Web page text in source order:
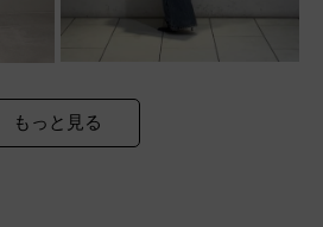
もっと見る